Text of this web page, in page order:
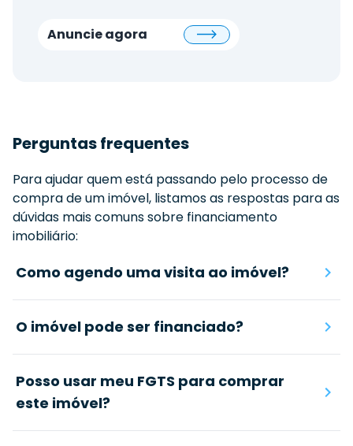
Anuncie agora
Perguntas frequentes
Para ajudar quem está passando pelo processo de
compra de um imóvel, listamos as respostas para as
dúvidas mais comuns sobre financiamento
imobiliário:
Como agendo uma visita ao imóvel?
O imóvel pode ser financiado?
Posso usar meu FGTS para comprar
este imóvel?